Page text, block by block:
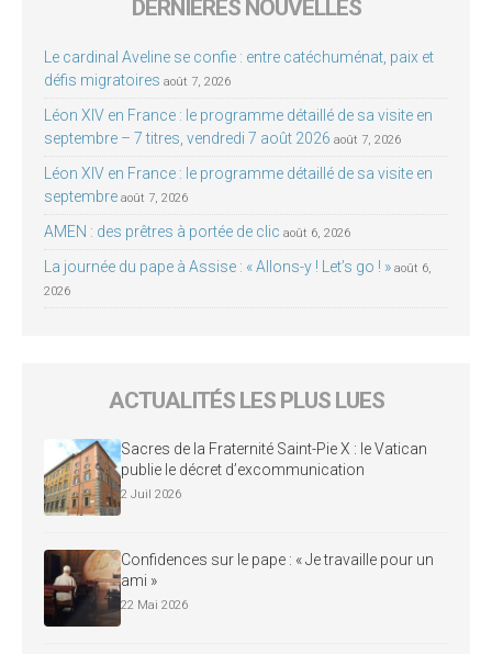
DERNIÈRES NOUVELLES
Le cardinal Aveline se confie : entre catéchuménat, paix et
défis migratoires août 7, 2026
Léon XIV en France : le programme détaillé de sa visite en
septembre – 7 titres, vendredi 7 août 2026 août 7, 2026
Léon XIV en France : le programme détaillé de sa visite en
septembre août 7, 2026
AMEN : des prêtres à portée de clic août 6, 2026
La journée du pape à Assise : « Allons-y ! Let’s go ! » août 6,
2026
ACTUALITÉS LES PLUS LUES
Sacres de la Fraternité Saint-Pie X : le Vatican
publie le décret d’excommunication
2 Juil 2026
Confidences sur le pape : « Je travaille pour un
ami »
22 Mai 2026